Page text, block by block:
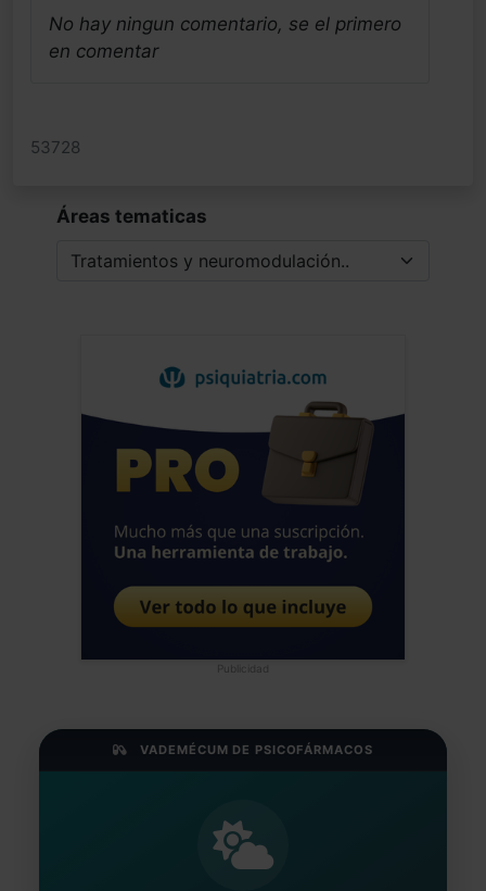
No hay ningun comentario, se el primero
en comentar
53728
Áreas tematicas
Publicidad
VADEMÉCUM DE PSICOFÁRMACOS